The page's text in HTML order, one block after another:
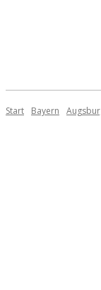
Start Bayern